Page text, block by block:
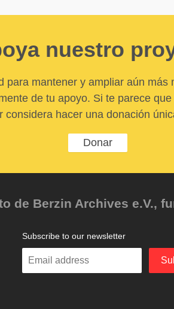
nuestro
para mantener y ampliar aún más
de tu apoyo. Si te parece
considera hacer una donación
Donar
de Berzin Archives e.V.,
Subscribe to our newsletter
Enter